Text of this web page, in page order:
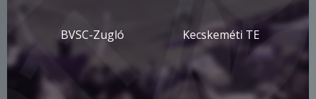
BVSC-Zugló Kecskeméti TE